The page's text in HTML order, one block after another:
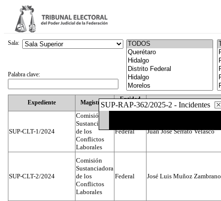
SUP-RAP-362/2025-2 - Incidentes
Expediente Magistrado
Entidad
Federativa
SUP-CLT-1/2024
Comisión
Sustanciadora
de los
Conflictos
Laborales
Federal Juan José Serrato Velasco
SUP-CLT-2/2024
Comisión
Sustanciadora
de los
Conflictos
Laborales
Federal José Luis Muñoz Zambrano
Sala:
Palabra clave: